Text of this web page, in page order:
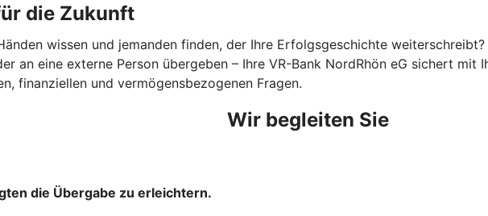
die Zukunft
wissen und jemanden finden, der Ihre Erfolgsgeschichte
an eine externe Person übergeben – Ihre VR-Bank NordRhön eG sichert mit
finanziellen und vermögensbezogenen Fragen.
Wir begleiten Sie
die Übergabe zu erleichtern.